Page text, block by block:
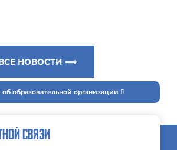
НОВОСТИ ⟹
образовательной организации
СВЯЗИ